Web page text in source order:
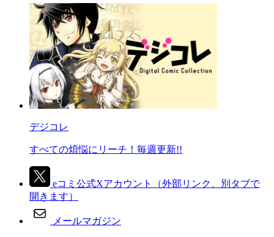
デジコレ
すべての煩悩にリーチ！毎週更新!!
eコミ公式Xアカウント
（外部リンク、別タブで
開きます）
メールマガジン